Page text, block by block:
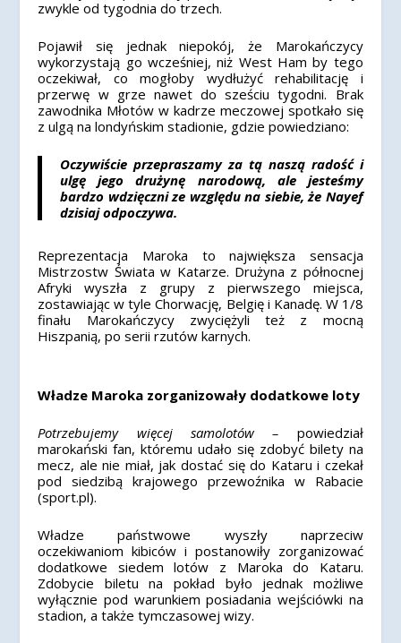
zwykle od tygodnia do trzech.
Pojawił się jednak niepokój, że Marokańczycy
wykorzystają go wcześniej, niż West Ham by tego
oczekiwał, co mogłoby wydłużyć rehabilitację i
przerwę w grze nawet do sześciu tygodni. Brak
zawodnika Młotów w kadrze meczowej spotkało się
z ulgą na londyńskim stadionie, gdzie powiedziano:
Oczywiście przepraszamy za tą naszą radość i
ulgę jego drużynę narodową, ale jesteśmy
bardzo wdzięczni ze względu na siebie, że Nayef
dzisiaj odpoczywa.
Reprezentacja Maroka to największa sensacja
Mistrzostw Świata w Katarze. Drużyna z północnej
Afryki wyszła z grupy z pierwszego miejsca,
zostawiając w tyle Chorwację, Belgię i Kanadę. W 1/8
finału Marokańczycy zwyciężyli też z mocną
Hiszpanią, po serii rzutów karnych.
Władze Maroka zorganizowały dodatkowe loty
Potrzebujemy więcej samolotów – powiedział
marokański fan, któremu udało się zdobyć bilety na
mecz, ale nie miał, jak dostać się do Kataru i czekał
pod siedzibą krajowego przewoźnika w Rabacie
(sport.pl).
Władze państwowe wyszły naprzeciw
oczekiwaniom kibiców i postanowiły zorganizować
dodatkowe siedem lotów z Maroka do Kataru.
Zdobycie biletu na pokład było jednak możliwe
wyłącznie pod warunkiem posiadania wejściówki na
stadion, a także tymczasowej wizy.